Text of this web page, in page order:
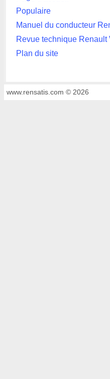
Populaire
Manuel du conducteur
Revue technique Renault
Plan du site
www.rensatis.com © 2026